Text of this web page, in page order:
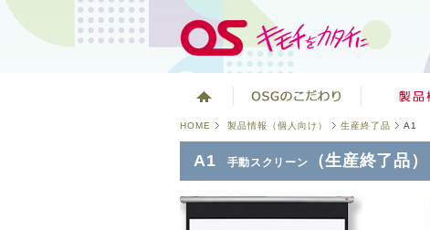
HOME 製品情報（個人向け） 生産終了品 A1
A1 手動スクリーン （生産終了品）